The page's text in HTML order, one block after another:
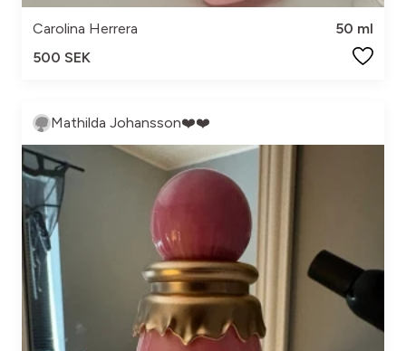
Carolina Herrera
50 ml
500 SEK
Mathilda Johansson❤️❤️